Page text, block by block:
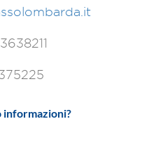
informazioni?